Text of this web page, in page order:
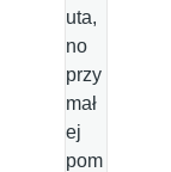
uta,
no
przy
mał
ej
pom